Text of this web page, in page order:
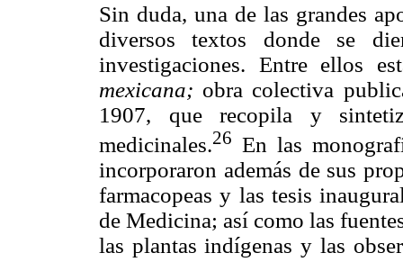
Sin duda, una de las grandes
diversos textos donde se
investigaciones. Entre ellos
mexicana; obra colectiva
1907, que recopila y
medicinales.26 En las
incorporaron además de sus
farmacopeas y las tesis
de Medicina; así como las
las plantas indígenas y las